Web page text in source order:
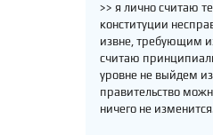
>> я лично считаю
конституции
извне, требующим
считаю
уровне не выйдем из
правительство
ничего не